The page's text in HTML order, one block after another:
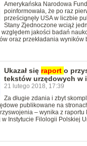
Amerykańska Narodowa
poinformowała, że po raz
prześcignęły USA w liczbie
Stany Zjednoczone wciąż
jakości badań
oraz przekładania
Ukazał się raport o
tekstów urzędowych w
21 lutego 2018, 17:39
Za długie zdania i zbyt
publikowane na
– wynika z raportu
w Instytucie Filologii Polskiej